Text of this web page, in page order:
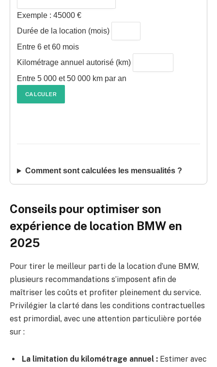
Exemple : 45000 €
Durée de la location (mois)
Entre 6 et 60 mois
Kilométrage annuel autorisé (km)
Entre 5 000 et 50 000 km par an
CALCULER
Comment sont calculées les mensualités ?
Conseils pour optimiser son
expérience de location BMW en
2025
Pour tirer le meilleur parti de la location d’une BMW,
plusieurs recommandations s’imposent afin de
maîtriser les coûts et profiter pleinement du service.
Privilégier la clarté dans les conditions contractuelles
est primordial, avec une attention particulière portée
sur :
La limitation du kilométrage annuel : Estimer avec